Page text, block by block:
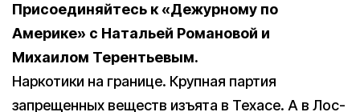
Присоединяйтесь к «Дежурному по
Америке» с Натальей Романовой и
Михаилом Терентьевым.
Наркотики на границе. Крупная партия
запрещенных веществ изъята в Техасе. А в Лос-